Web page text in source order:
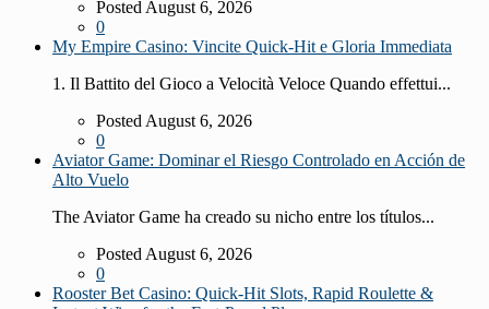
Posted August 6, 2026
0
My Empire Casino: Vincite Quick‑Hit e Gloria Immediata
1. Il Battito del Gioco a Velocità Veloce Quando effettui...
Posted August 6, 2026
0
Aviator Game: Dominar el Riesgo Controlado en Acción de
Alto Vuelo
The Aviator Game ha creado su nicho entre los títulos...
Posted August 6, 2026
0
Rooster Bet Casino: Quick‑Hit Slots, Rapid Roulette &